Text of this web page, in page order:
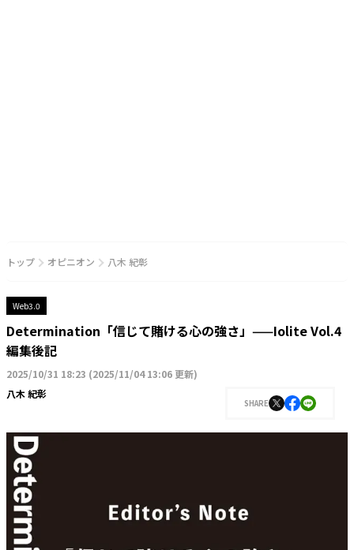
トップ オピニオン 八木 紀彰
Web3.0
Determination「信じて賭ける心の強さ」——Iolite Vol.4
編集後記
2025/10/31 18:23 (2025/11/04 13:06 更新)
八木 紀彰
SHARE